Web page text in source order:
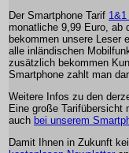
Der Smartphone Tarif
monatliche 9,99 Euro, ab
bekommen unsere Leser
alle inländischen
zusätzlich bekommen
Smartphone zahlt man
Weitere Infos zu den
Eine große Tarifübersicht
auch bei unserem
Damit Ihnen in Zukunft